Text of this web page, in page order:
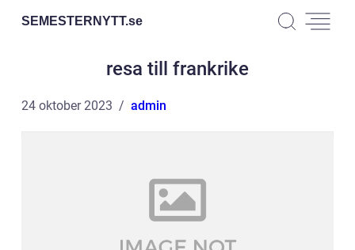
SEMESTERNYTT.se
resa till frankrike
24 oktober 2023 admin